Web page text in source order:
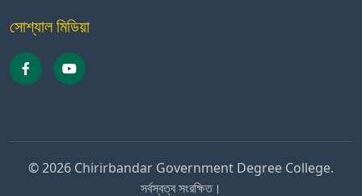
সোশ্যাল মিডিয়া
© 2026 Chirirbandar Government Degree College.
সর্বস্বত্ব সংরক্ষিত।